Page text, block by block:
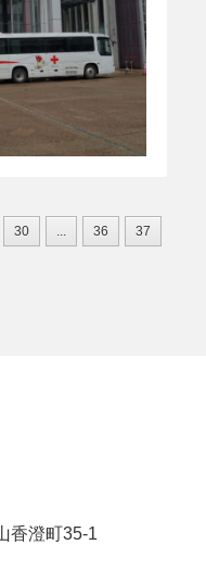
30 ... 36 37
香澄町35-1